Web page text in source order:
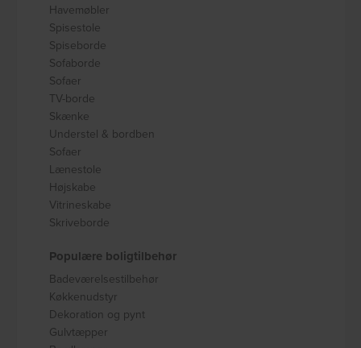
Havemøbler
Spisestole
Spiseborde
Sofaborde
Sofaer
TV-borde
Skænke
Understel & bordben
Sofaer
Lænestole
Højskabe
Vitrineskabe
Skriveborde
Populære boligtilbehør
Badeværelsestilbehør
Køkkenudstyr
Dekoration og pynt
Gulvtæpper